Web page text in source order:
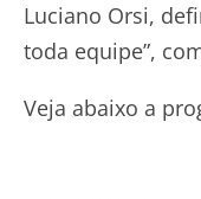
Luciano Orsi,
toda equipe”,
Veja abaixo a